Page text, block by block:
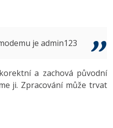
-10%
je admin123
a zachová původní
ji. Zpracování může trvat